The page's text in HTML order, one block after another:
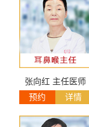
张向红 主任医师
预约
详情